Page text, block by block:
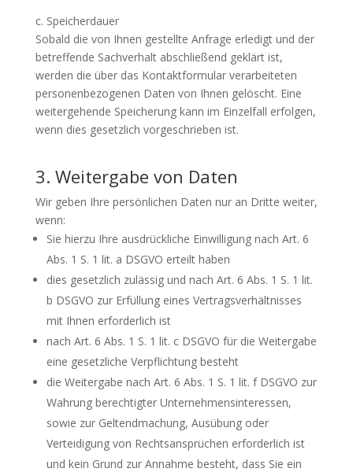
c. Speicherdauer
Sobald die von Ihnen gestellte Anfrage erledigt und der
betreffende Sachverhalt abschließend geklärt ist,
werden die über das Kontaktformular verarbeiteten
personenbezogenen Daten von Ihnen gelöscht. Eine
weitergehende Speicherung kann im Einzelfall erfolgen,
wenn dies gesetzlich vorgeschrieben ist.
3. Weitergabe von Daten
Wir geben Ihre persönlichen Daten nur an Dritte weiter,
wenn:
Sie hierzu Ihre ausdrückliche Einwilligung nach Art. 6
Abs. 1 S. 1 lit. a DSGVO erteilt haben
dies gesetzlich zulässig und nach Art. 6 Abs. 1 S. 1 lit.
b DSGVO zur Erfüllung eines Vertragsverhältnisses
mit Ihnen erforderlich ist
nach Art. 6 Abs. 1 S. 1 lit. c DSGVO für die Weitergabe
eine gesetzliche Verpflichtung besteht
die Weitergabe nach Art. 6 Abs. 1 S. 1 lit. f DSGVO zur
Wahrung berechtigter Unternehmensinteressen,
sowie zur Geltendmachung, Ausübung oder
Verteidigung von Rechtsansprüchen erforderlich ist
und kein Grund zur Annahme besteht, dass Sie ein